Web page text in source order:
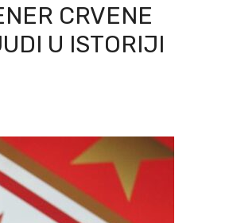
CRVENE
U ISTORIJI